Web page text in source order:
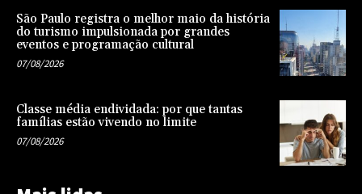
São Paulo registra o melhor maio da história
do turismo impulsionada por grandes
eventos e programação cultural
07/08/2026
Classe média endividada: por que tantas
famílias estão vivendo no limite
07/08/2026